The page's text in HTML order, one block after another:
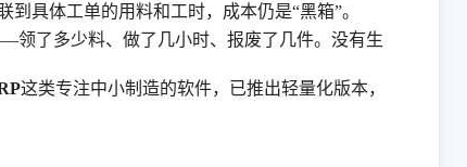
到具体工单的用料和工时，成本仍是“黑箱”。
领了多少料、做了几小时、报废了几件。没有生
这类专注中小制造的软件，已推出轻量化版本，